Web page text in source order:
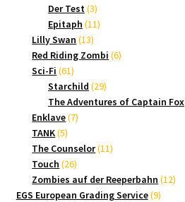
Der Test 33
Produkte
Epitaph 1111
Lilly Swan 1313
Produkte
Red Riding Zombi 66
Sci-Fi 6161
Produkte
Starchild 2929
Produkte
The Adventures of Captain Fox
Enklave 77
TANK 55
Produkte
The Counselor 1111
Touch 2626
Produkte
Zombies auf der Reeperbahn 1212
EGS European Grading Service 99